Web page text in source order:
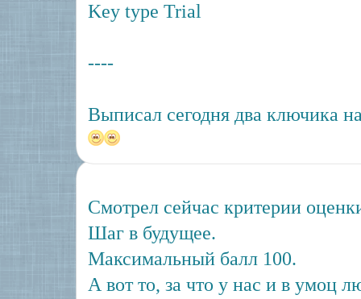
Key type Trial
----
Выписал сегодня два ключика
Смотрел сейчас критерии
Шаг в будущее.
Максимальный балл 100.
А вот то, за что у нас и в умоц